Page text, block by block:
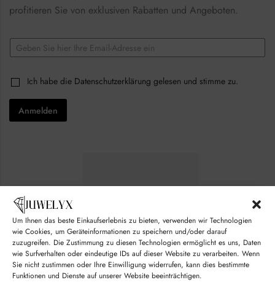
Um Ihnen das beste Einkaufserlebnis zu bieten, verwenden wir Technologien
wie Cookies, um Geräteinformationen zu speichern und/oder darauf
zuzugreifen. Die Zustimmung zu diesen Technologien ermöglicht es uns, Daten
wie Surfverhalten oder eindeutige IDs auf dieser Website zu verarbeiten. Wenn
Sie nicht zustimmen oder Ihre Einwilligung widerrufen, kann dies bestimmte
Funktionen und Dienste auf unserer Website beeinträchtigen.
profitieren Sie von exklusiven Rabatten und Angeboten.
E
m
lh
c
b
h
k
b
o
x
e
s
*
C
h
e
k
*
Ich habe die Datenschutzerklärung gelesen und stimme zu.
Anmelden